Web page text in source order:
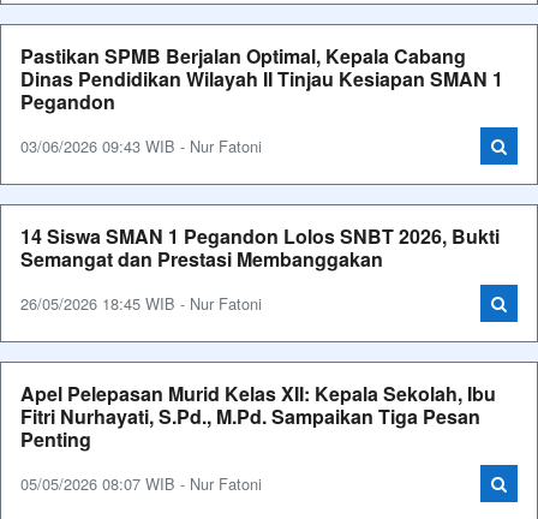
Pastikan SPMB Berjalan Optimal, Kepala Cabang
Dinas Pendidikan Wilayah II Tinjau Kesiapan SMAN 1
Pegandon
03/06/2026 09:43 WIB - Nur Fatoni
14 Siswa SMAN 1 Pegandon Lolos SNBT 2026, Bukti
Semangat dan Prestasi Membanggakan
26/05/2026 18:45 WIB - Nur Fatoni
Apel Pelepasan Murid Kelas XII: Kepala Sekolah, Ibu
Fitri Nurhayati, S.Pd., M.Pd. Sampaikan Tiga Pesan
Penting
05/05/2026 08:07 WIB - Nur Fatoni